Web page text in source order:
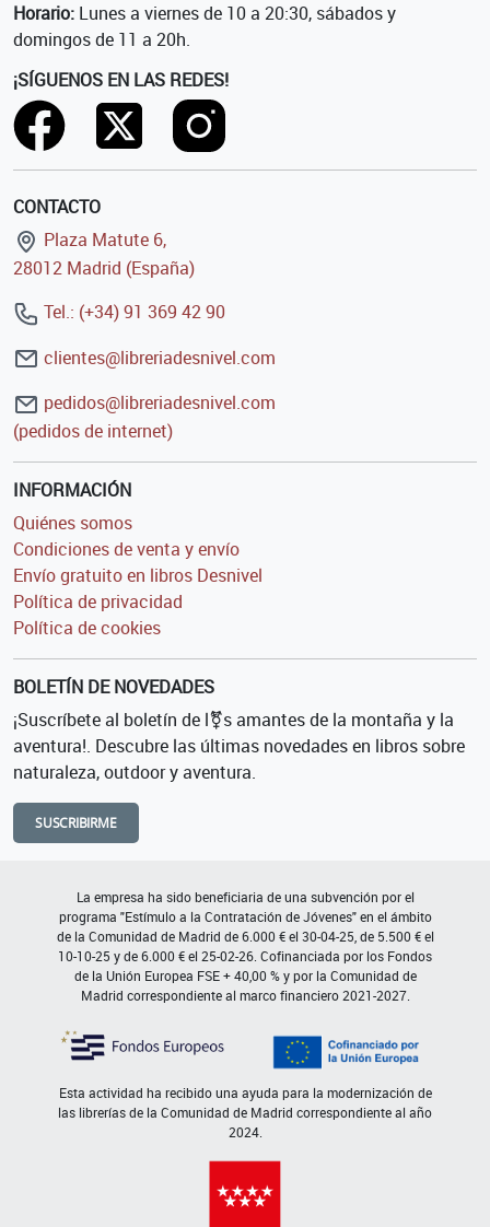
Horario: Lunes a viernes de 10 a 20:30, sábados y
domingos de 11 a 20h.
¡SÍGUENOS EN LAS REDES!
CONTACTO
Plaza Matute 6,
28012 Madrid (España)
Tel.: (+34) 91 369 42 90
clientes@libreriadesnivel.com
pedidos@libreriadesnivel.com
(pedidos de internet)
INFORMACIÓN
Quiénes somos
Condiciones de venta y envío
Envío gratuito en libros Desnivel
Política de privacidad
Política de cookies
BOLETÍN DE NOVEDADES
¡Suscríbete al boletín de l⚧s amantes de la montaña y la
aventura!. Descubre las últimas novedades en libros sobre
naturaleza, outdoor y aventura.
SUSCRIBIRME
La empresa ha sido beneficiaria de una subvención por el
programa "Estímulo a la Contratación de Jóvenes" en el ámbito
de la Comunidad de Madrid de 6.000 € el 30-04-25, de 5.500 € el
10-10-25 y de 6.000 € el 25-02-26. Cofinanciada por los Fondos
de la Unión Europea FSE + 40,00 % y por la Comunidad de
Madrid correspondiente al marco financiero 2021-2027.
Esta actividad ha recibido una ayuda para la modernización de
las librerías de la Comunidad de Madrid correspondiente al año
2024.